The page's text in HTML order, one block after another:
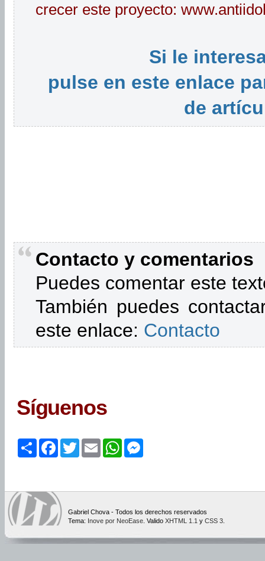
crecer este proyecto:
Si le
pulse en este enlace
de
Contacto y comentarios
Puedes comentar este
También puedes
este enlace: Contacto
Síguenos
ShareFacebook
TwitterEmailWhatsApp
Gabriel Chova - Todos los derechos reservados
Tema: Inove por NeoEase . Valido XHTML 1.1 y CSS 3